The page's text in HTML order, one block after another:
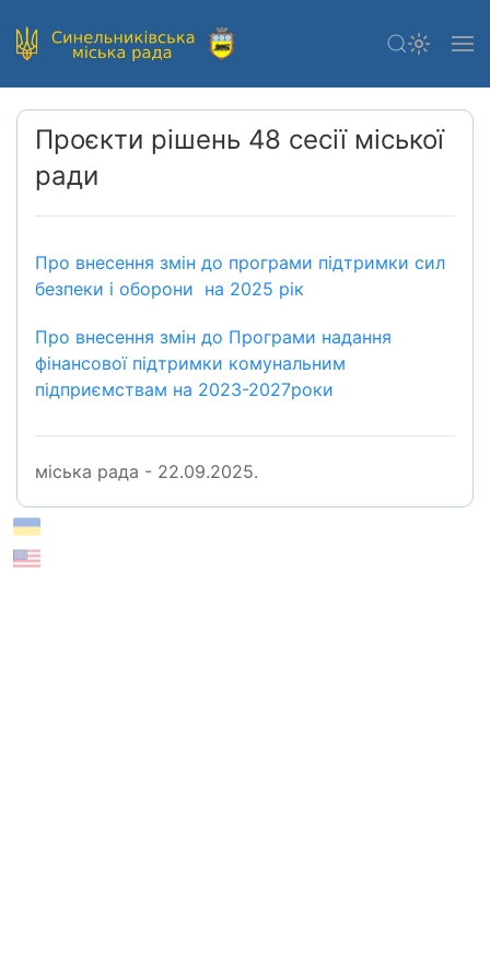
Проєкти рішень 48 сесії міської
ради
Про внесення змін до програми підтримки сил
безпеки і оборони на 2025 рік
Про внесення змін до Програми надання
фінансової підтримки комунальним
підприємствам на 2023-2027роки
міська рада - 22.09.2025.